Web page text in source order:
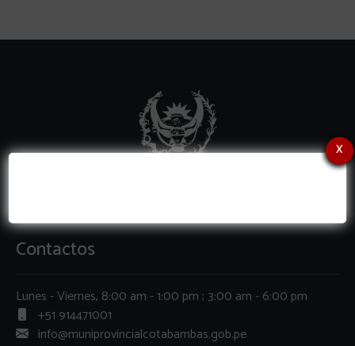
x
Contactos
Lunes - Viernes, 8:00 am - 1:00 pm ; 3:00 am - 6:00 pm
+51 914471001
info@muniprovincialcotabambas.gob.pe